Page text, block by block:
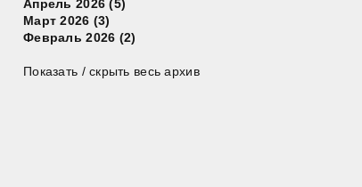
Апрель 2026 (5)
Март 2026 (3)
Февраль 2026 (2)
Показать / скрыть весь архив